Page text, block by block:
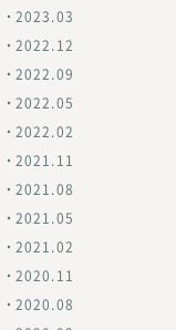
2023.03
2022.12
2022.09
2022.05
2022.02
2021.11
2021.08
2021.05
2021.02
2020.11
2020.08